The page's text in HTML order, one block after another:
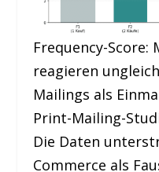
Frequency-
reagieren
Mailings als
Print-Mailing-
Die Daten
Commerce als